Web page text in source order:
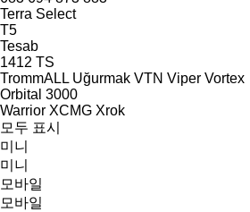
Terra Select
T5
Tesab
1412 TS
TrommALL Uğurmak VTN Viper Vortex
Orbital 3000
Warrior XCMG Xrok
모두 표시
미니
미니
모바일
모바일